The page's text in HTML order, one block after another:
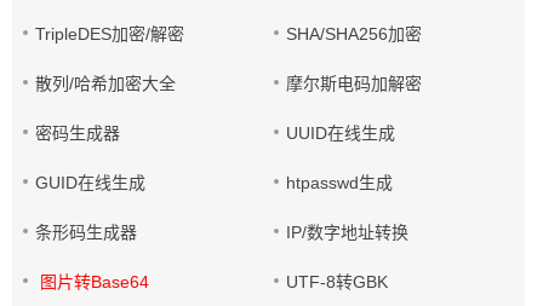
TripleDES加密/解密 SHA/SHA256加密
散列/哈希加密大全 摩尔斯电码加解密
密码生成器 UUID在线生成
GUID在线生成 htpasswd生成
条形码生成器 IP/数字地址转换
图片转Base64 UTF-8转GBK